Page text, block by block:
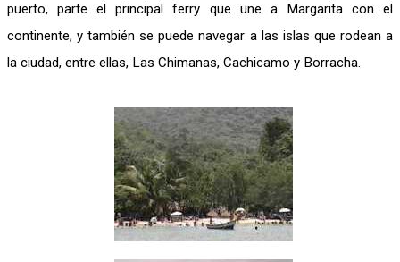
puerto, parte el principal ferry que une a Margarita con el
continente, y también se puede navegar a las islas que rodean a
la ciudad, entre ellas, Las Chimanas, Cachicamo y Borracha.